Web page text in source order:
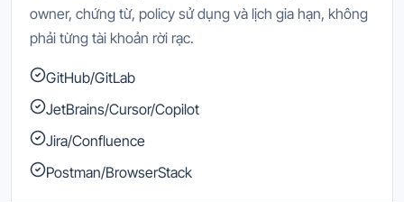
owner, chứng từ, policy sử dụng và lịch gia hạn, không
phải từng tài khoản rời rạc.
GitHub/GitLab
JetBrains/Cursor/Copilot
Jira/Confluence
Postman/BrowserStack